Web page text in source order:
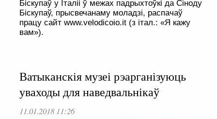
Біскупаў у Італіі ў межах падрыхтоўкі да Сіноду
Біскупаў, прысвечанаму моладзі, распачаў
працу сайт www.velodicoio.it (з італ.: «Я кажу
вам»).
Ватыканскія музеі рэарганізуюць
уваходы для наведвальнікаў
11.01.2018 11:26